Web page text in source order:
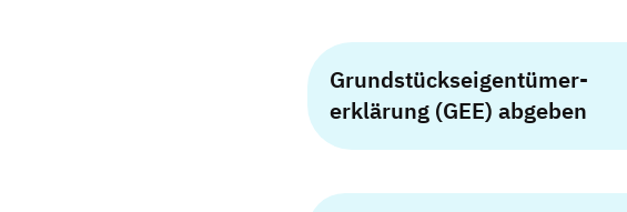
Grundstücks­eigentümer­
erklärung (GEE) abgeben